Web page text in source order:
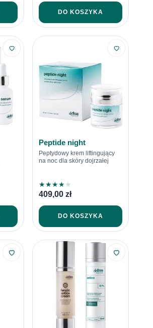
DO KOSZYKA
Peptide night
Peptydowy krem liftingujący
na noc dla skóry dojrzałej
★★★★★
409,00 zł
DO KOSZYKA